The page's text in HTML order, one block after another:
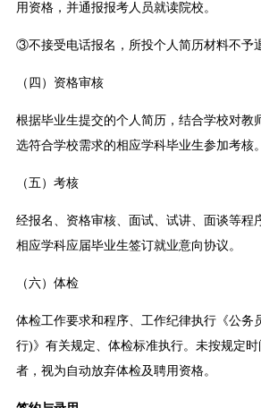
用资格，并通报报考人员就读院校。
③不接受电话报名，所投个人简历材料不予
（四）资格审核
根据毕业生提交的个人简历，结合学校对教
选符合学校需求的相应学科毕业生参加考核。
（五）考核
经报名、资格审核、面试、试讲、面谈等程
相应学科应届毕业生签订就业意向协议。
（六）体检
体检工作要求和程序、工作纪律执行《公务
行)》有关规定、体检标准执行。未按规定
者，视为自动放弃体检及聘用资格。